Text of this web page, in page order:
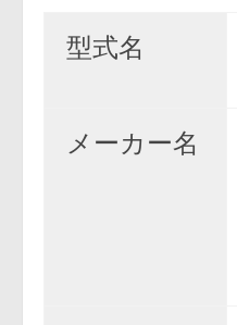
型式名
メーカー名